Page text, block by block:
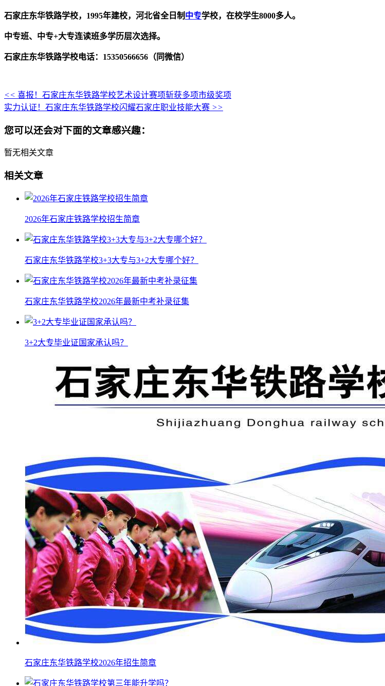
石家庄东华铁路学校，1995年建校，河北省全日制 中专学校，在校学生8000多人。
中专班、中专+大专连读班多学历层次选择。
石家庄东华铁路学校电话：15350566656（同微信）
<< 喜报！石家庄东华铁路学校艺术设计赛项斩获多项市级奖项
实力认证！石家庄东华铁路学校闪耀石家庄职业技能大赛 >>
您可以还会对下面的文章感兴趣：
暂无相关文章
相关文章
2026年石家庄铁路学校招生简章
石家庄东华铁路学校3+3大专与3+2大专哪个好？
石家庄东华铁路学校2026年最新中考补录征集
3+2大专毕业证国家承认吗？
石家庄东华铁路学校2026年招生简章